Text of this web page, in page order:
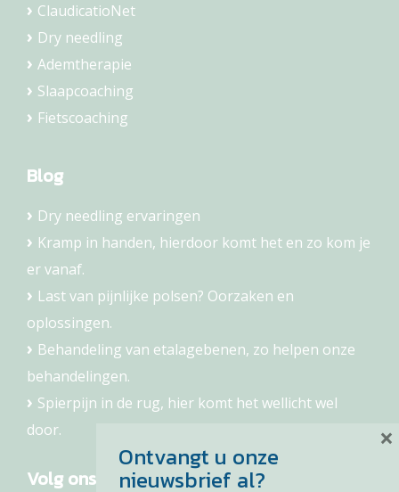
ClaudicatioNet
Dry needling
Ademtherapie
Slaapcoaching
Fietscoaching
Blog
Dry needling ervaringen
Kramp in handen, hierdoor komt het en zo kom je
er vanaf.
Last van pijnlijke polsen? Oorzaken en
oplossingen.
Behandeling van etalagebenen, zo helpen onze
behandelingen.
Spierpijn in de rug, hier komt het wellicht wel
door.
Volg ons
Ontvangt u onze
nieuwsbrief al?
×